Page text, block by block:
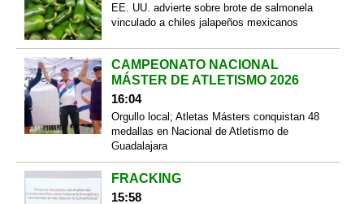
EE. UU. advierte sobre brote de salmonela
vinculado a chiles jalapeños mexicanos
CAMPEONATO NACIONAL
MÁSTER DE ATLETISMO 2026
16:04
Orgullo local; Atletas Másters conquistan 48
medallas en Nacional de Atletismo de
Guadalajara
FRACKING
15:58